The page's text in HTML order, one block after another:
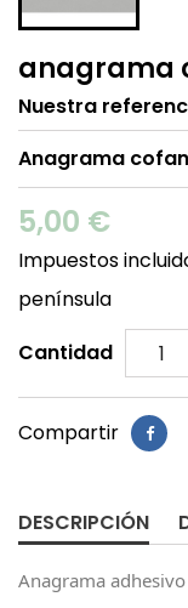
anagrama
Nuestra
Anagrama
5,00 €
Impuestos
península
Cantidad
Compartir
DESCRIPCIÓN
Anagrama